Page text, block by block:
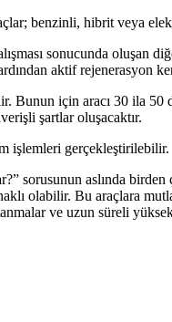
benzinli, hibrit veya
sonucunda oluşan
aktif rejenerasyon
için aracı 30 ila 50
şartlar oluşacaktır.
işlemleri gerçekleştirilebilir.
sorusunun aslında
olabilir. Bu araçlara
ve uzun süreli